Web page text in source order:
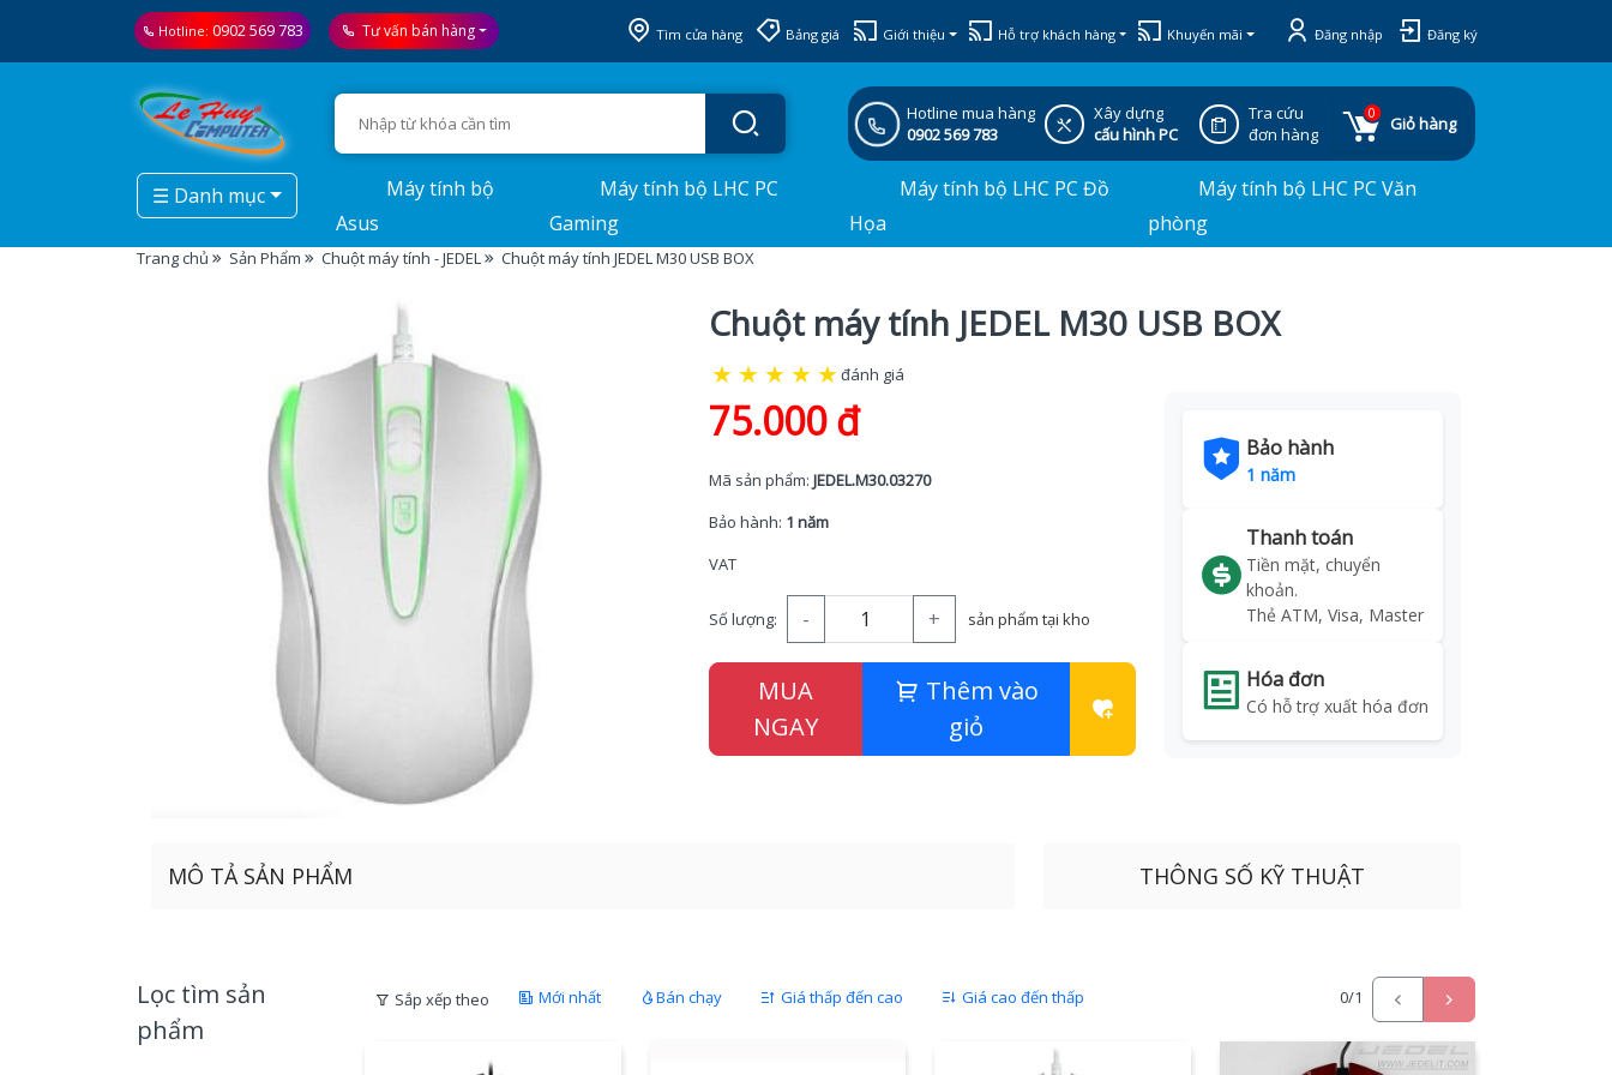
Hotline: 0902 569 783 Tư vấn bán hàng Tìm cửa hàng Bảng giá Giới thiệu Hỗ trợ khách hàng Khuyến mãi Đăng nhập Đăng ký
Hotline mua hàng
0902 569 783
Xây dựng
cấu hình PC
Tra cứu
đơn hàng
0
Giỏ hàng
☰ Danh mục
Máy tính bộ
Asus
Máy tính bộ LHC PC
Gaming
Máy tính bộ LHC PC Đồ
Họa
Máy tính bộ LHC PC Văn
phòng
Trang chủ Sản Phẩm Chuột máy tính - JEDEL Chuột máy tính JEDEL M30 USB BOX
Chuột máy tính JEDEL M30 USB BOX
★ ★ ★ ★ ★đánh giá
75.000 đ
Mã sản phẩm: JEDEL.M30.03270
Bảo hành: 1 năm
VAT
Số lượng: - + sản phẩm tại kho
MUA
NGAY
Thêm vào
giỏ
Bảo hành
1 năm
Thanh toán
Tiền mặt, chuyển
khoản.
Thẻ ATM, Visa, Master
Hóa đơn
Có hỗ trợ xuất hóa đơn
MÔ TẢ SẢN PHẨM THÔNG SỐ KỸ THUẬT
Lọc tìm sản
phẩm
Sắp xếp theo Mới nhất Bán chạy Giá thấp đến cao Giá cao đến thấp 0/1